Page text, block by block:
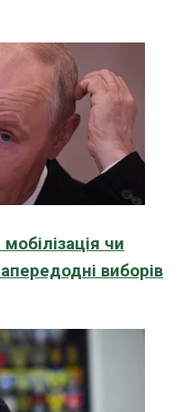
чи
виборів